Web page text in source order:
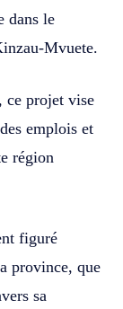
dans le
Mvuete.
ce projet vise
emplois et
région
figuré
province, que
sa